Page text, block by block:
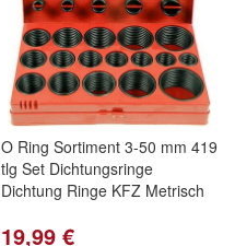
O Ring Sortiment 3-50 mm 419
tlg Set Dichtungsringe
Dichtung Ringe KFZ Metrisch
19,99 €